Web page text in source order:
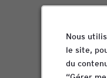
Nous
le site,
du